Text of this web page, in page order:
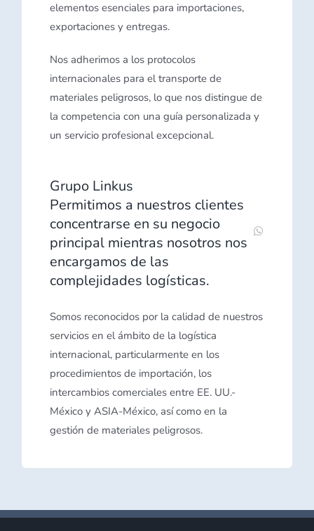
elementos esenciales para importaciones,
exportaciones y entregas.
Nos adherimos a los protocolos
internacionales para el transporte de
materiales peligrosos, lo que nos distingue de
la competencia con una guía personalizada y
un servicio profesional excepcional.
Grupo Linkus
Permitimos a nuestros clientes
concentrarse en su negocio
principal mientras nosotros nos
encargamos de las
complejidades logísticas.
Somos reconocidos por la calidad de nuestros
servicios en el ámbito de la logística
internacional, particularmente en los
procedimientos de importación, los
intercambios comerciales entre EE. UU.-
México y ASIA-México, así como en la
gestión de materiales peligrosos.